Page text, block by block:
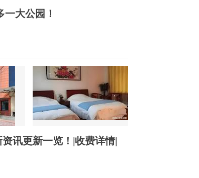
大公园！
讯更新一览！|收费详情|